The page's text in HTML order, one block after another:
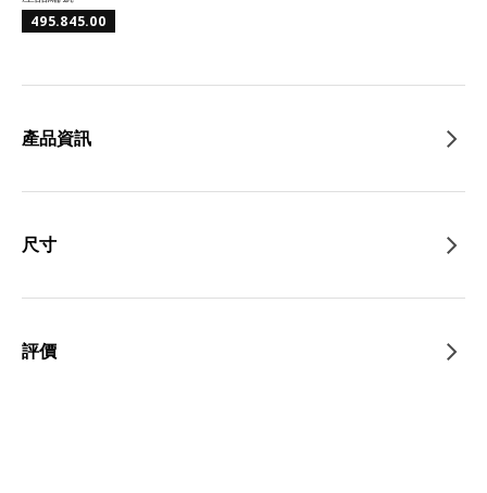
495.845.00
產品資訊
尺寸
評價